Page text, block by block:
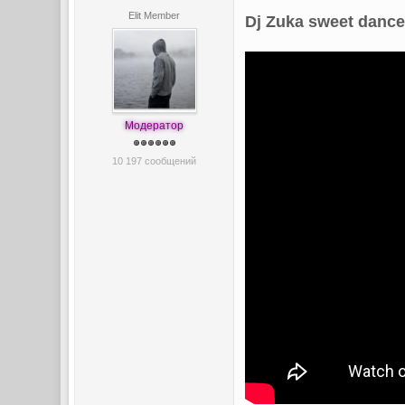
Elit Member
Модератор
10 197 сообщений
Dj Zuka sweet